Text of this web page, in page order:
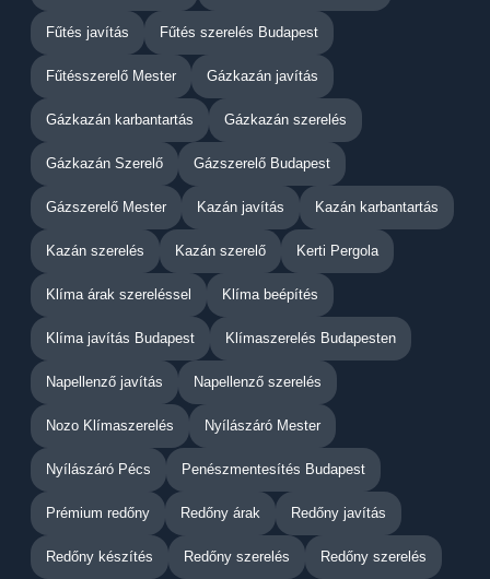
Fűtés javítás Fűtés szerelés Budapest
Fűtésszerelő Mester Gázkazán javítás
Gázkazán karbantartás Gázkazán szerelés
Gázkazán Szerelő Gázszerelő Budapest
Gázszerelő Mester Kazán javítás Kazán karbantartás
Kazán szerelés Kazán szerelő Kerti Pergola
Klíma árak szereléssel Klíma beépítés
Klíma javítás Budapest Klímaszerelés Budapesten
Napellenző javítás Napellenző szerelés
Nozo Klímaszerelés Nyílászáró Mester
Nyílászáró Pécs Penészmentesítés Budapest
Prémium redőny Redőny árak Redőny javítás
Redőny készítés Redőny szerelés Redőny szerelés